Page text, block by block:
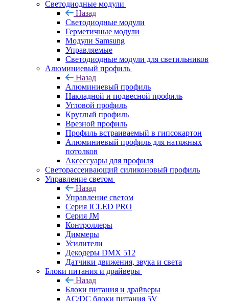
Светодиодные модули
Назад
Светодиодные модули
Герметичные модули
Модули Samsung
Управляемые
Светодиодные модули для светильников
Алюминиевый профиль
Назад
Алюминиевый профиль
Накладной и подвесной профиль
Угловой профиль
Круглый профиль
Врезной профиль
Профиль встраиваемый в гипсокартон
Алюминиевый профиль для натяжных
потолков
Аксессуары для профиля
Светорассеивающий силиконовый профиль
Управление светом
Назад
Управление светом
Серия ICLED PRO
Серия JM
Контроллеры
Диммеры
Усилители
Декодеры DMX 512
Датчики движения, звука и света
Блоки питания и драйверы
Назад
Блоки питания и драйверы
AC/DC блоки питания 5V